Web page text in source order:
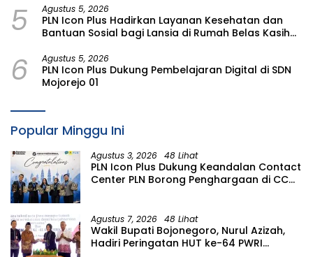
5 Agustus 5, 2026
PLN Icon Plus Hadirkan Layanan Kesehatan dan
Bantuan Sosial bagi Lansia di Rumah Belas Kasih
6 Agustus 5, 2026
PLN Icon Plus Dukung Pembelajaran Digital di SDN
Mojorejo 01
Popular Minggu Ini
Agustus 3, 2026 48 Lihat
PLN Icon Plus Dukung Keandalan Contact
Center PLN Borong Penghargaan di CCW
Agustus 7, 2026 48 Lihat
Wakil Bupati Bojonegoro, Nurul Azizah,
Hadiri Peringatan HUT ke-64 PWRI